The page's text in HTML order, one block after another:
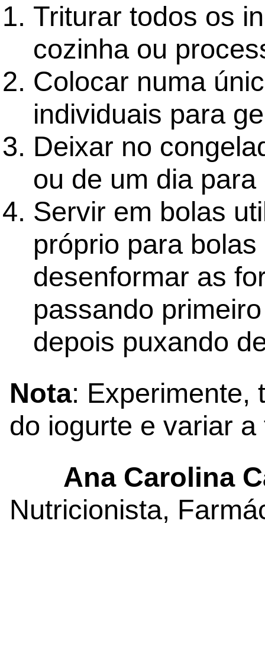
Triturar todos os
cozinha ou
Colocar numa
individuais para
Deixar no
ou de um dia para
Servir em bolas
próprio para
desenformar as
passando
depois puxando
Nota: Experimente,
do iogurte e variar a
Ana Carolina
Nutricionista,